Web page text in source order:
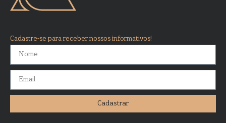
Cadastre-se para receber nossos informativos!
Cadastrar